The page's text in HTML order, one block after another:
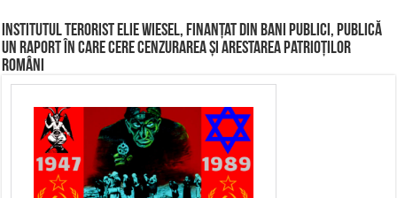
Institutul terorist Elie Wiesel, finanțat din bani publici, publică
un raport în care cere cenzurarea și arestarea patrioților
români